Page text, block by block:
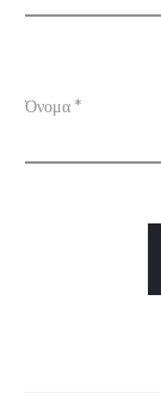
σ
ι
ς
Όνομα *